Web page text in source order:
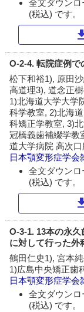
全文ダウンロ
(税込) です。
O-2-4. 転院症例で
松下和裕1), 原田
高道理3), 道念正
1)北海道大学大学
科学教室, 2)北海
科矯正学教室, 3)
冠橋義歯補綴学教
道大学病院 高次
日本顎変形症学会
全文ダウン
(税込) です。
O-3-1. 13本の永
に対して行った外
鶴田仁史1), 宮本
1)広島中央矯正歯
日本顎変形症学会
全文ダウン
(税込) です。